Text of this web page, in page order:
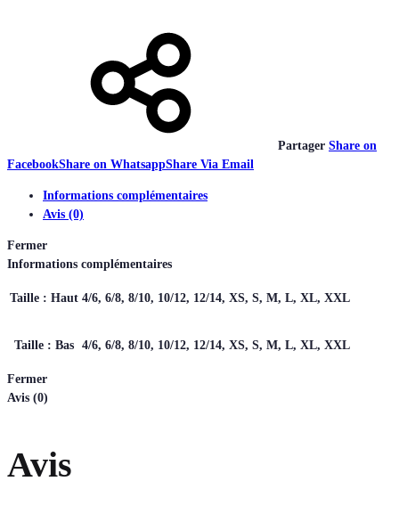
Partager Share on
FacebookShare on WhatsappShare Via Email
Informations complémentaires
Avis (0)
Fermer
Informations complémentaires
Taille : Haut 4/6, 6/8, 8/10, 10/12, 12/14, XS, S, M, L, XL, XXL
Taille : Bas 4/6, 6/8, 8/10, 10/12, 12/14, XS, S, M, L, XL, XXL
Fermer
Avis (0)
Avis